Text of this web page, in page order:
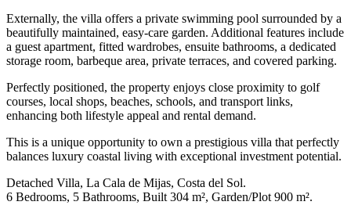
Externally, the villa offers a private swimming pool surrounded by a
beautifully maintained, easy-care garden. Additional features include
a guest apartment, fitted wardrobes, ensuite bathrooms, a dedicated
storage room, barbeque area, private terraces, and covered parking.
Perfectly positioned, the property enjoys close proximity to golf
courses, local shops, beaches, schools, and transport links,
enhancing both lifestyle appeal and rental demand.
This is a unique opportunity to own a prestigious villa that perfectly
balances luxury coastal living with exceptional investment potential.
Detached Villa, La Cala de Mijas, Costa del Sol.
6 Bedrooms, 5 Bathrooms, Built 304 m², Garden/Plot 900 m².